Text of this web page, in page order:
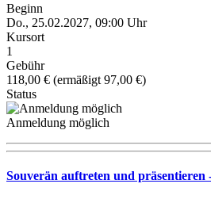
Beginn
Do., 25.02.2027, 09:00 Uhr
Kursort
1
Gebühr
118,00 € (ermäßigt 97,00 €)
Status
Anmeldung möglich
Souverän auftreten und